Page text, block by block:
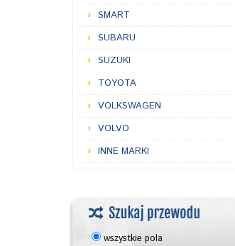
SMART
SUBARU
SUZUKI
TOYOTA
VOLKSWAGEN
VOLVO
INNE MARKI
wszystkie pola